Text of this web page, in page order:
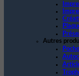
Autres